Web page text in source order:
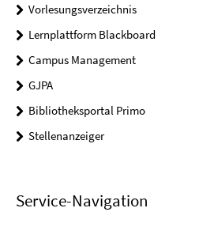
Vorlesungsverzeichnis
Lernplattform Blackboard
Campus Management
GJPA
Bibliotheksportal Primo
Stellenanzeiger
Service-Navigation